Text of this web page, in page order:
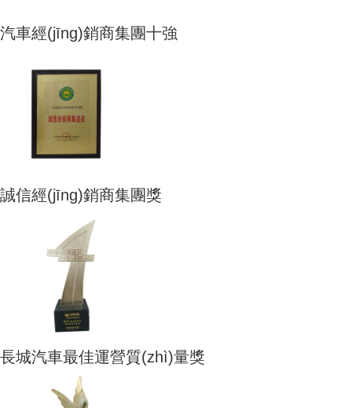
汽車經(jīng)銷商集團十強
誠信經(jīng)銷商集團獎
長城汽車最佳運營質(zhì)量獎